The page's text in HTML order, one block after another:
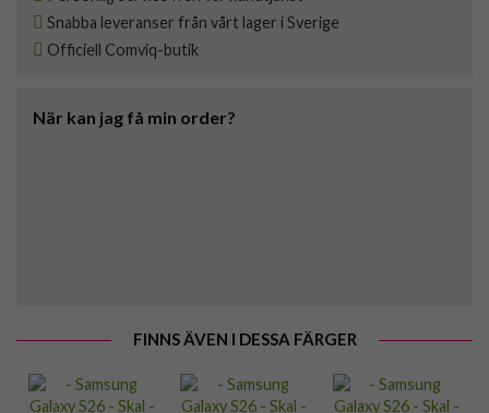
Snabba leveranser från vårt lager i Sverige
Officiell Comviq-butik
När kan jag få min order?
FINNS ÄVEN I DESSA FÄRGER